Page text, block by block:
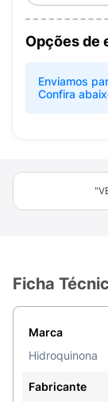
Opções de
Enviamos
Confira
Ficha
Marca
Hidroquinona
Fabricante